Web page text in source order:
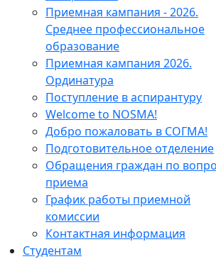
Приемная кампания - 2026.
Среднее профессиональное
образование
Приемная кампания 2026.
Ординатура
Поступление в аспирантуру
Welcome to NOSMA!
Добро пожаловать в СОГМА!
Подготовительное отделение
Обращения граждан по
приема
График работы приемной
комиссии
Контактная информация
Студентам